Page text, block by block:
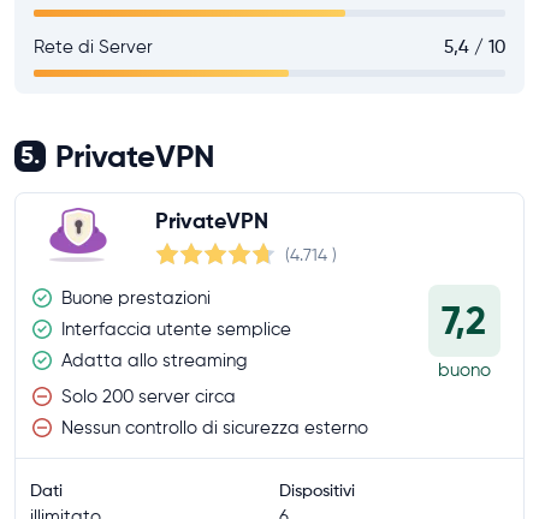
Rete di Server 5,4 / 10
5. PrivateVPN
PrivateVPN
(4.714 )
Buone prestazioni
Interfaccia utente semplice
Adatta allo streaming
Solo 200 server circa
Nessun controllo di sicurezza esterno
7,2
buono
Dati Dispositivi